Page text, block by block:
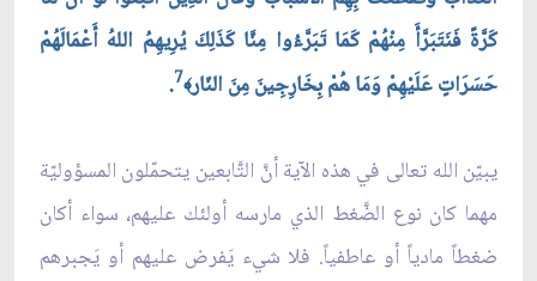
كَرَّةً فَنَتَبَرَّأَ مِنْهُمْ كَمَا تَبَرَّءُوا مِنَّا كَذَلِكَ يُرِيهِمُ اللهُ أَعْمَالَهُمْ
حَسَرَاتٍ عَلَيْهِمْ وَمَا هُمْ بِخَارِجِينَ مِنَ النّار﴾7
.
يبيّن الله تعالى في هذه الآية أنَّ التَّابعين يتحمّلون المسؤوليّة
مهما كان نوع الضَّغط الذي مارسه أولئك عليهم، سواء أكان
ضغطاً مادياً أو عاطفياً. فلا شيء يَفرض عليهم أو يَجبرهم